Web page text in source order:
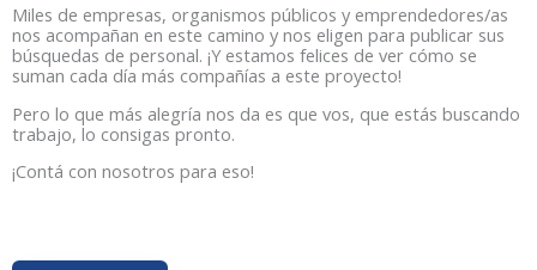
Miles de empresas, organismos públicos y emprendedores/as
nos acompañan en este camino y nos eligen para publicar sus
búsquedas de personal. ¡Y estamos felices de ver cómo se
suman cada día más compañías a este proyecto!
Pero lo que más alegría nos da es que vos, que estás buscando
trabajo, lo consigas pronto.
¡Contá con nosotros para eso!